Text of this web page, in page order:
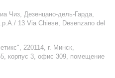
Чиз, Дезенцано-дель-Гарда,
13 Via Chiese, Desenzano del
220114, г. Минск,
3, офис 309, помещение